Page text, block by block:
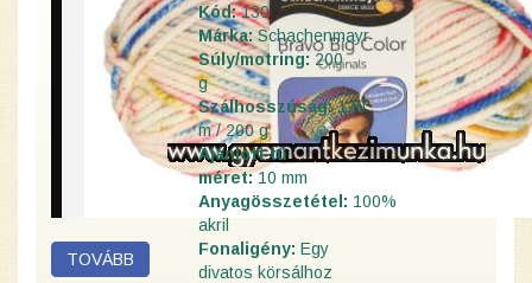
Kód:130
Márka:Schachenmayr
Súly/motring: 200
g
Szálhosszúság:120
m / 200 g
Ajánlott tű
méret:10 mm
Anyagösszetétel: 100%
akril
Fonaligény: Egy
divatos körsálhoz